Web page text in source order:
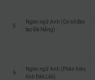
5
Ngôn ngữ Anh (Cơ sở đào
tạo Đà Nẵng)
6
Ngôn ngữ Anh (Phân hiệu
tỉnh Đắk Lắk)